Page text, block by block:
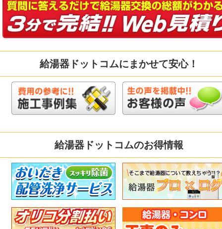
給湯器ドットコムにまかせて安心！
給湯器ドットコムのお得情報